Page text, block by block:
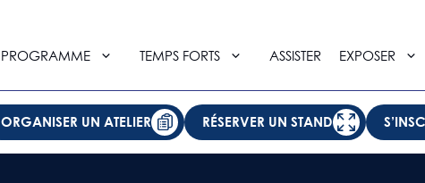
PROGRAMME TEMPS FORTS ASSISTER EXPOSER
ORGANISER UN ATELIER RÉSERVER UN STAND